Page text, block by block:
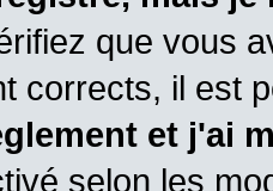
que vous
corrects, il est
et j'ai
selon les